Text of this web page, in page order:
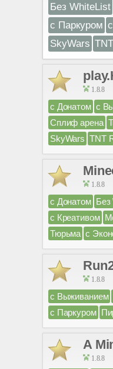
Без WhiteList
с Паркуром
SkyWars
1.8.8
с Донатом с
Сплиф арена
SkyWars TNT
1.8.8
с Донатом Без
с Креативом
Тюрьма с
1.8.8
с Выживанием
с Паркуром
A
1.8.8